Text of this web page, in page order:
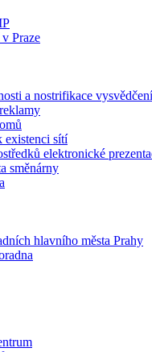
Praze
a nostrifikace
existenci sítí
elektronické
směnárny
hlavního města Prahy